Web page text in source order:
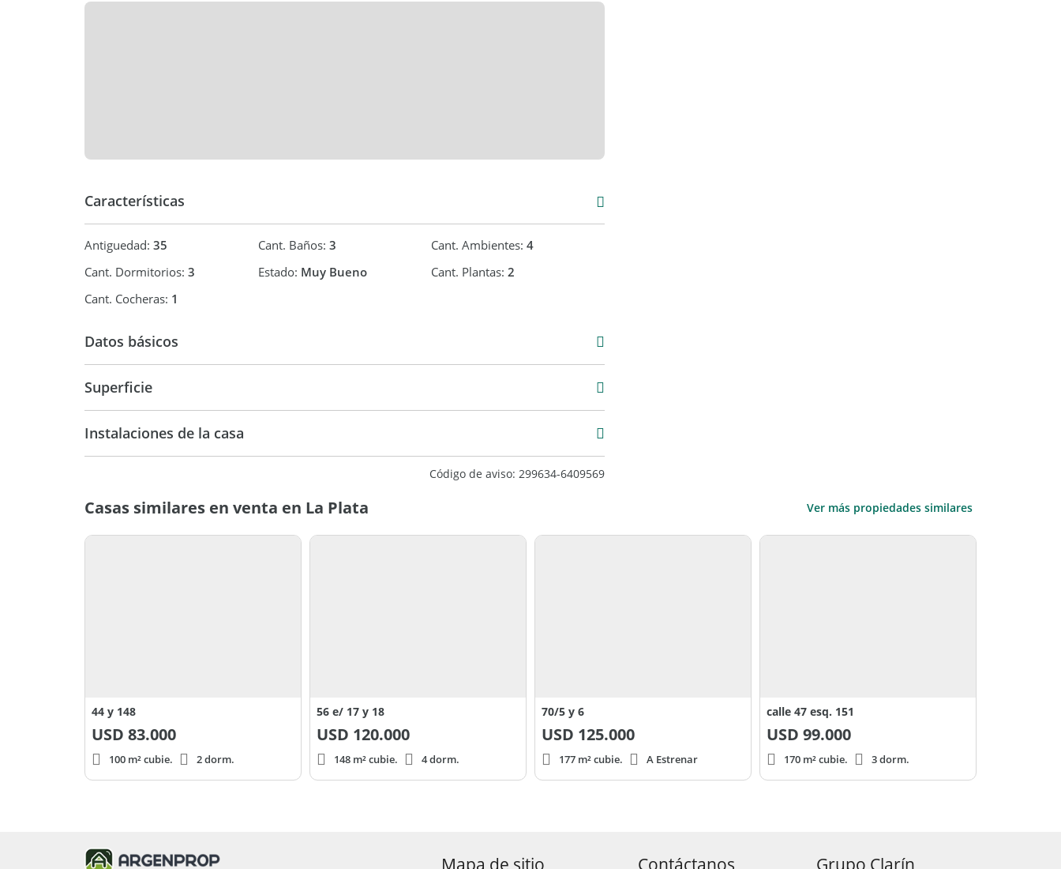
Características
Antiguedad: 35 Cant. Baños: 3 Cant. Ambientes:4
Cant. Dormitorios: 3 Estado: Muy Bueno Cant. Plantas:2
Cant. Cocheras: 1
Datos básicos
Superficie
Instalaciones de la casa
Código de aviso: 299634-6409569
Casas similares en venta en La Plata Ver más propiedades similares
44 y 148
USD 83.000
100 m² cubie. 2 dorm.
56 e/ 17 y 18
USD 120.000
148 m² cubie. 4 dorm.
70/5 y 6
USD 125.000
177 m² cubie. A Estrenar
calle 47 esq. 151
USD 99.000
170 m² cubie. 3 dorm.
Mapa de sitio Contáctanos Grupo Clarín